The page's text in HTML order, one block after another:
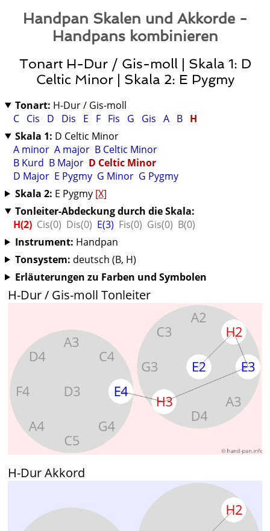
Handpan Skalen und Akkorde -
Handpans kombinieren
Tonart H-Dur / Gis-moll | Skala 1: D
Celtic Minor | Skala 2: E Pygmy
Tonart: H-Dur / Gis-moll
C Cis D Dis E F Fis G Gis A B H
Skala 1: D Celtic Minor
A minor A major B Celtic Minor
B Kurd B Major D Celtic Minor
D Major E Pygmy G Minor G Pygmy
Skala 2: E Pygmy [X]
Tonleiter-Abdeckung durch die Skala:
H(2) Cis(0) Dis(0) E(3) Fis(0) Gis(0) B(0)
Instrument: Handpan
Tonsystem: deutsch (B, H)
Erläuterungen zu Farben und Symbolen
H-Dur / Gis-moll Tonleiter
H-Dur Akkord